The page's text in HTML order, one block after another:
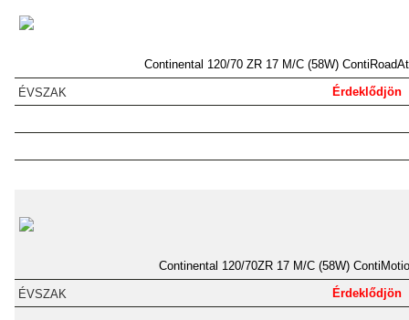
Continental 120/70 ZR 17 M/C (58W)
Érdeklődjön
Continental 120/70ZR 17 M/C (58W)
Érdeklődjön